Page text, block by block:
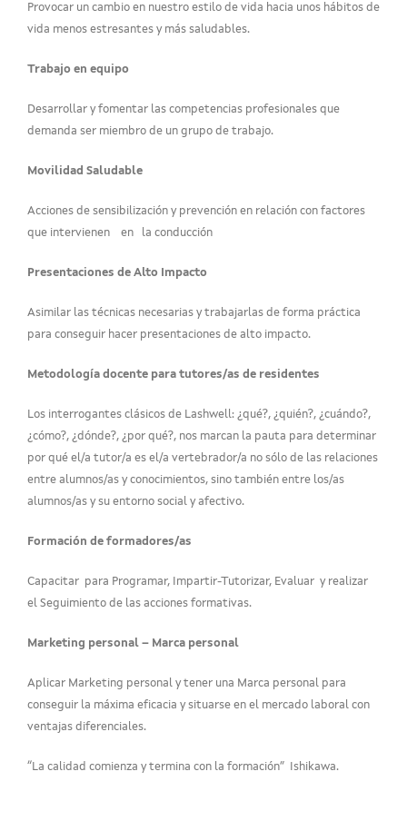
Provocar un cambio en nuestro estilo de vida hacia unos hábitos de
vida menos estresantes y más saludables.
Trabajo en equipo
Desarrollar y fomentar las competencias profesionales que
demanda ser miembro de un grupo de trabajo.
Movilidad Saludable
Acciones de sensibilización y prevención en relación con factores
que intervienen en la conducción
Presentaciones de Alto Impacto
Asimilar las técnicas necesarias y trabajarlas de forma práctica
para conseguir hacer presentaciones de alto impacto.
Metodología docente para tutores/as de residentes
Los interrogantes clásicos de Lashwell: ¿qué?, ¿quién?, ¿cuándo?,
¿cómo?, ¿dónde?, ¿por qué?, nos marcan la pauta para determinar
por qué el/a tutor/a es el/a vertebrador/a no sólo de las relaciones
entre alumnos/as y conocimientos, sino también entre los/as
alumnos/as y su entorno social y afectivo.
Formación de formadores/as
Capacitar para Programar, Impartir-Tutorizar, Evaluar y realizar
el Seguimiento de las acciones formativas.
Marketing personal – Marca personal
Aplicar Marketing personal y tener una Marca personal para
conseguir la máxima eficacia y situarse en el mercado laboral con
ventajas diferenciales.
“La calidad comienza y termina con la formación” Ishikawa.